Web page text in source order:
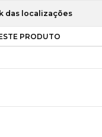
das localizações
PRODUTO